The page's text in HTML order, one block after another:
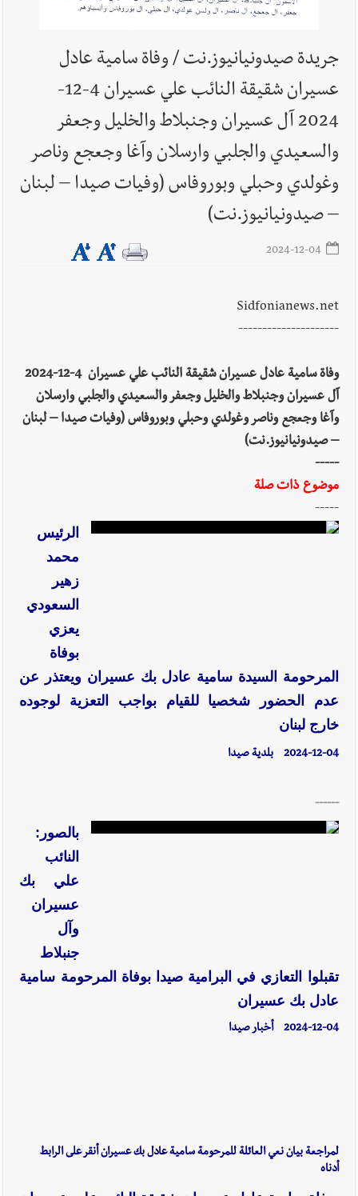
جريدة صيدونيانيوز.نت / وفاة سامية عادل
عسيران شقيقة النائب علي عسيران 4-12-
2024 آل عسيران وجنبلاط والخليل وجعفر
والسعيدي والجلبي وارسلان وآغا وجعجع وناصر
وغولدي وحبلي وبوروفاس (وفيات صيدا – لبنان
– صيدونيانيوز.نت)
2024-12-04
Sidfonianews.net
---------------------
وفاة سامية عادل عسيران شقيقة النائب علي عسيران 4-12-2024
آل عسيران وجنبلاط والخليل وجعفر والسعيدي والجلبي وارسلان
وآغا وجعجع وناصر وغولدي وحبلي وبوروفاس (وفيات صيدا – لبنان
– صيدونيانيوز.نت)
-----
موضوع ذات صلة
-----
الرئيس
محمد
زهير
السعودي
يعزي
بوفاة
المرحومة السيدة سامية عادل بك عسيران ويعتذر عن
عدم الحضور شخصيا للقيام بواجب التعزية لوجوده
خارج لبنان
2024-12-04 بلدية صيدا
------
بالصور:
النائب
علي بك
عسيران
وآل
جنبلاط
تقبلوا التعازي في البرامية صيدا بوفاة المرحومة سامية
عادل بك عسيران
2024-12-04 أخبار صيدا
لمراجعة بيان نعي العائلة للمرحومة سامية عادل بك عسيران أنقر على الرابط
أدناه